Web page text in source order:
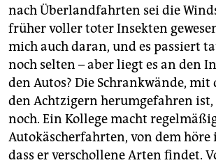
nach Überlandfahrten sei die
früher voller toter Insekten
mich auch daran, und es passiert
noch selten – aber liegt es an den
den Autos? Die Schrankwände,
den Achtzigern herumgefahren ist,
noch. Ein Kollege macht
Autokäscherfahrten, von dem
dass er verschollene Arten findet.